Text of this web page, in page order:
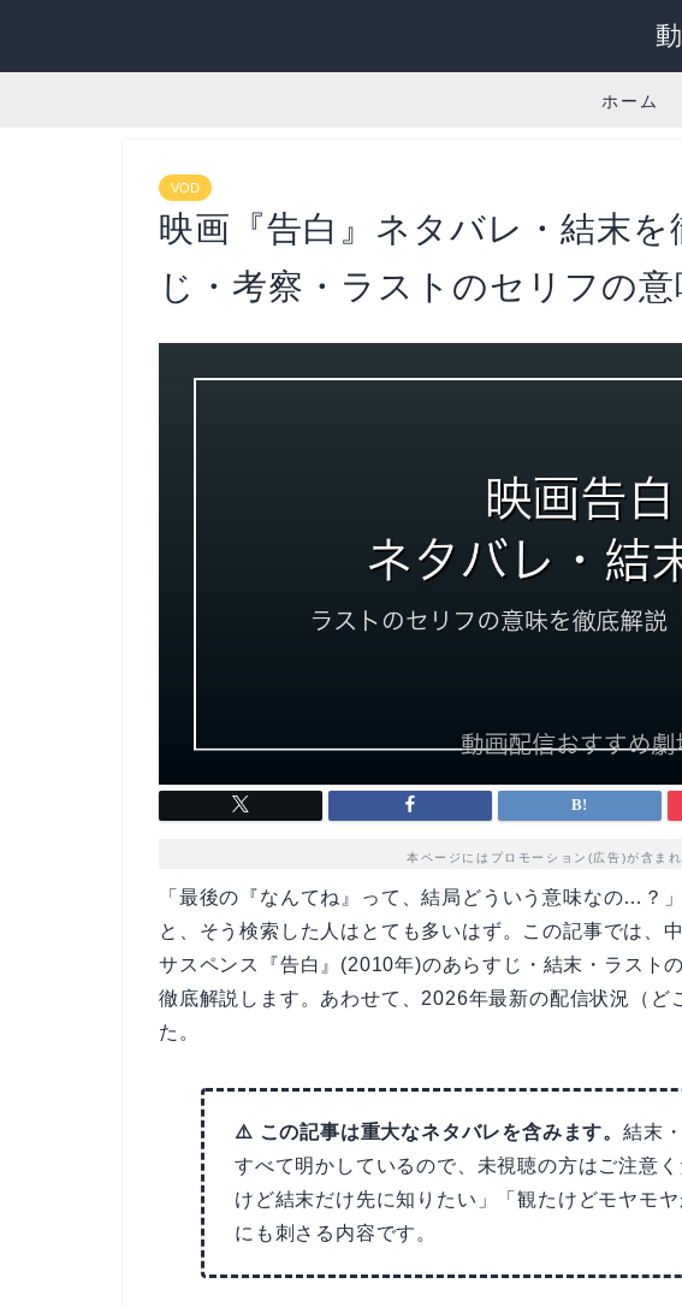
ホーム
VOD
映画『告白』ネタバレ・結末を
じ・考察・ラストのセリフの意
本ページにはプロモーション(広告)が含まれ
「最後の『なんてね』って、結局どういう意味なの…
と、そう検索した人はとても多いはず。この記事では、
サスペンス『告白』(2010年)のあらすじ・結末・ラスト
徹底解説します。あわせて、2026年最新の配信状況（ど
た。
⚠️ この記事は重大なネタバレを含みます。 結末
すべて明かしているので、未視聴の方はご注意
けど結末だけ先に知りたい」「観たけどモヤモ
にも刺さる内容です。